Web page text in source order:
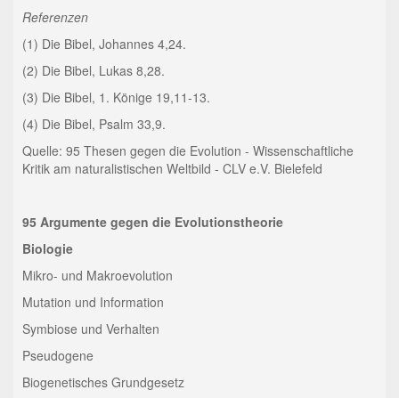
Referenzen
(1) Die Bibel, Johannes 4,24.
(2) Die Bibel, Lukas 8,28.
(3) Die Bibel, 1. Könige 19,11-13.
(4) Die Bibel, Psalm 33,9.
Quelle: 95 Thesen gegen die Evolution - Wissenschaftliche
Kritik am naturalistischen Weltbild - CLV e.V. Bielefeld
95 Argumente gegen die Evolutionstheorie
Biologie
Mikro- und Makroevolution
Mutation und Information
Symbiose und Verhalten
Pseudogene
Biogenetisches Grundgesetz